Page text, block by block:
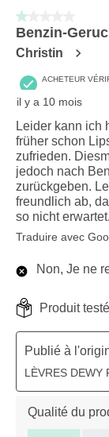
sur
71
avis.
1 sur 5 étoiles.
Benzin-
Christin
ACHETEUR
il y a 10 mois
Leider kann ich
früher schon
zufrieden.
jedoch nach
zurückgeben.
freundlich ab,
so nicht
Traduire avec
Non, Je ne
Produit
Publié à
LÈVRES DEWY
Qualité du
Qualité du